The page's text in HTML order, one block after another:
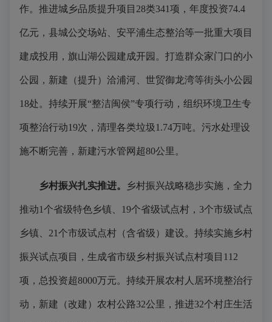
作。推进城乡品质提升项目28类341项，年度投资74.4
亿元，县城公交场站、安平浦生态整治等一批重大项目
建成投用，旗山湖公园建成开园。打造群众家门口的小
公园，新建（提升）洽浦河、世贸御龙湾等街头小公园
18处。持续开展“整洁闽侯”专项行动，组织环境卫生专
项整治行动19次，清理各类垃圾1.74万吨。污水处理设
施不断完善，新建污水管网超80公里。
乡村振兴扎实推进。 乡村振兴战略稳步实施，全力
推动1个省级特色乡镇、19个省级试点村，3个市级试点
乡镇、21个市级试点村（含省级）建设。持续实施乡村
振兴试点项目，生成省市级乡村振兴试点村项目112
项，总投资超8000万元。持续开展农村人居环境整治行
动，新建（改建）农村公路32公里，推进32个村庄生活